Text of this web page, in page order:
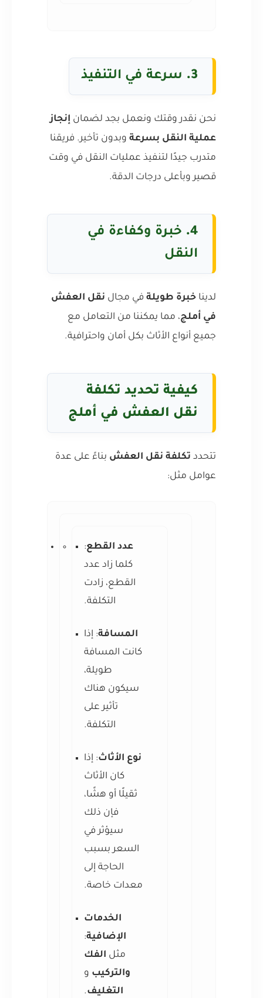
3. سرعة في التنفيذ
نحن نقدر وقتك ونعمل بجد لضمان إنجاز
عملية النقل بسرعة وبدون تأخير. فريقنا
متدرب جيدًا لتنفيذ عمليات النقل في وقت
قصير وبأعلى درجات الدقة.
4.
خبرة وكفاءة في
النقل
لدينا خبرة طويلة في مجال نقل العفش
في أملج، مما يمكننا من التعامل مع
جميع أنواع الأثاث بكل أمان واحترافية.
كيفية تحديد تكلفة
نقل العفش في أملج
تتحدد تكلفة نقل العفش بناءً على عدة
عوامل مثل:
عدد القطع:
كلما زاد عدد
القطع، زادت
التكلفة.
المسافة: إذا
كانت المسافة
طويلة،
سيكون هناك
تأثير على
التكلفة.
نوع الأثاث: إذا
كان الأثاث
ثقيلًا أو هشًا،
فإن ذلك
سيؤثر في
السعر بسبب
الحاجة إلى
معدات خاصة.
الخدمات
الإضافية:
مثل الفك
والتركيب و
التغليف.